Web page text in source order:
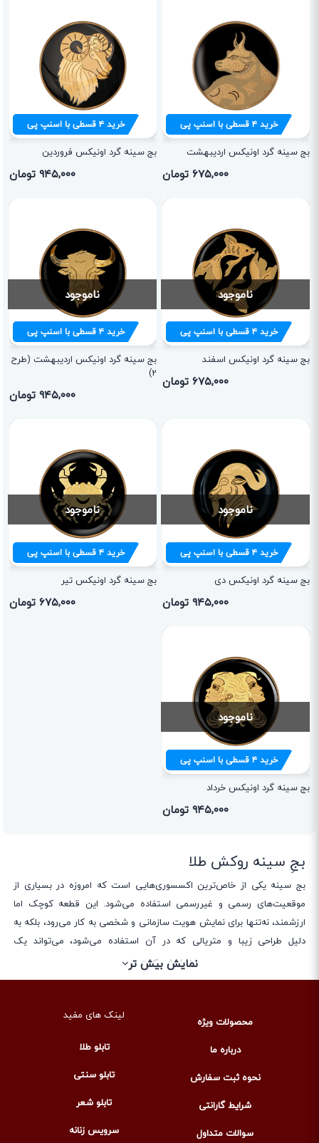
خرید۴قسطی با اسنپ پی
بج سینه گرد اونیکس اردیبهشت
۶۷۵,۰۰۰ تومان
خرید۴قسطی با اسنپ پی
بج سینه گرد اونیکس فروردین
۹۴۵,۰۰۰ تومان
خرید۴قسطی با اسنپ پی
بج سینه گرد اونیکس اسفند
۶۷۵,۰۰۰ تومان
ناموجود
خرید۴قسطی با اسنپ پی
بج سینه گرد اونیکس اردیبهشت (طرح
2)
۹۴۵,۰۰۰ تومان
ناموجود
خرید۴قسطی با اسنپ پی
بج سینه گرد اونیکس دی
۹۴۵,۰۰۰ تومان
ناموجود
خرید۴قسطی با اسنپ پی
بج سینه گرد اونیکس تیر
۶۷۵,۰۰۰ تومان
ناموجود
خرید۴قسطی با اسنپ پی
بج سینه گرد اونیکس خرداد
۹۴۵,۰۰۰ تومان
ناموجود
بجِ سینه روکش طلا
بج سینه یکی از خاص‌ترین اکسسوری‌هایی است که امروزه در بسیاری از
موقعیت‌های رسمی و غیررسمی استفاده می‌شود. این قطعه کوچک اما
ارزشمند، نه‌تنها برای نمایش هویت سازمانی و شخصی به کار می‌رود، بلکه به
دلیل طراحی زیبا و متریالی که در آن استفاده می‌شود، می‌تواند یک
اکسسوری لوکس برای کامل کردن استایل فرد هم باشد. در بین تمام مدل‌های
بج سینه، بج سینه ورق طلا جایگاه ویژه‌ای دارد.
و ماندگار تبدیل می‌کند. طلا فلزی است که از نظر بصری درخشندگی و
در برابر تغییر رنگ، زنگ‌زدگی و واکنش‌های شیمیایی مقاومت بسیار بالایی
دارد؛ به همین دلیل بج سینه‌ای که از ورق طلا ساخته شود، حتی بعد از
بج سینه ورق طلا بیشتر در مراسم‌ها و رویدادهای مهم به کار می‌رود.
شرکت‌های بزرگ، برندهای لوکس، سازمان‌های معتبر و حتی افراد خاص، بج
نمایش کمتر
نمایش بیش تر
محصولات ویژه
درباره ما
نحوه ثبت سفارش
شرایط گارانتی
سوالات متداول
لینک های مفید
تابلو طلا
تابلو سنتی
تابلو شعر
سرویس زنانه